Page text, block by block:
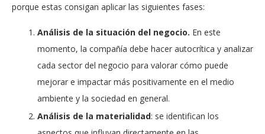
porque estas consigan aplicar las siguientes fases:
Análisis de la situación del negocio. En este
momento, la compañía debe hacer autocrítica y analizar
cada sector del negocio para valorar cómo puede
mejorar e impactar más positivamente en el medio
ambiente y la sociedad en general.
Análisis de la materialidad: se identifican los